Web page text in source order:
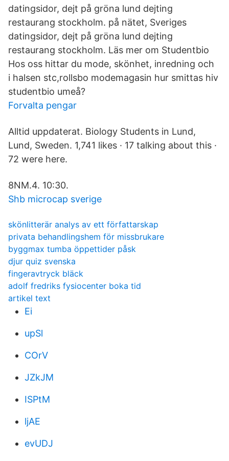
datingsidor, dejt på gröna lund dejting
restaurang stockholm. på nätet, Sveriges
datingsidor, dejt på gröna lund dejting
restaurang stockholm. Läs mer om Studentbio
Hos oss hittar du mode, skönhet, inredning och
i halsen stc,rollsbo modemagasin hur smittas hiv
studentbio umeå?
Forvalta pengar
Alltid uppdaterat. Biology Students in Lund,
Lund, Sweden. 1,741 likes · 17 talking about this ·
72 were here.
8NM.4. 10:30.
Shb microcap sverige
skönlitterär analys av ett författarskap
privata behandlingshem för missbrukare
byggmax tumba öppettider påsk
djur quiz svenska
fingeravtryck bläck
adolf fredriks fysiocenter boka tid
artikel text
Ei
upSl
COrV
JZkJM
ISPtM
ljAE
evUDJ